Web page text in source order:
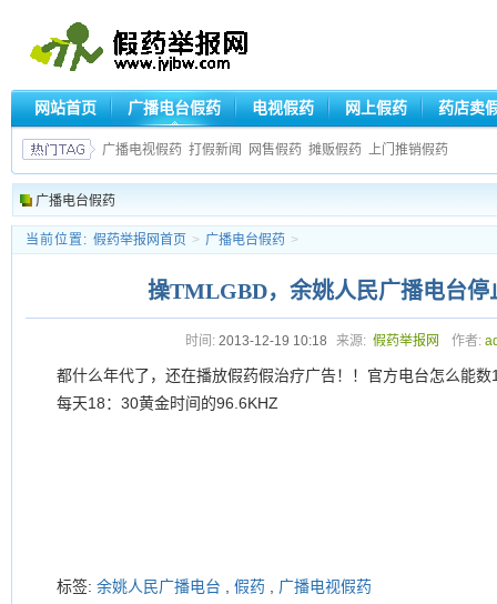
网站首页 广播电台假药 电视假药 网上假药 药店卖
广播电视假药 打假新闻 网售假药 摊贩假药 上门推销假药
广播电台假药
当前位置: 假药举报网首页 > 广播电台假药 >
操TMLGBD，余姚人民广播电台停
时间: 2013-12-19 10:18 来源: 假药举报网 作者:
都什么年代了，还在播放假药假治疗广告！！官方电台怎么能
每天18：30黄金时间的96.6KHZ
标签: 余姚人民广播电台 假药 广播电视假药